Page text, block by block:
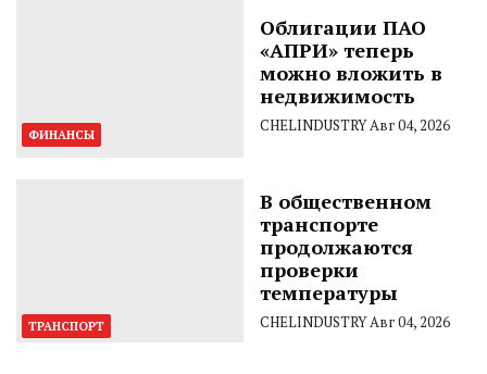
ФИНАНСЫ
Облигации ПАО
«АПРИ» теперь
можно вложить в
недвижимость
CHELINDUSTRYАвг 04, 2026
ТРАНСПОРТ
В общественном
транспорте
продолжаются
проверки
температуры
CHELINDUSTRYАвг 04, 2026